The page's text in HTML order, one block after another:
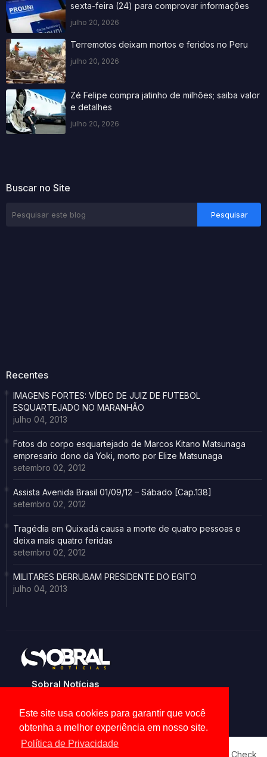
Este site usa cookies para garantir que você
obtenha a melhor experiência em nosso site.
Política de Privacidade
sexta-feira (24) para comprovar informações
julho 20, 2026
Terremotos deixam mortos e feridos no Peru
julho 20, 2026
Zé Felipe compra jatinho de milhões; saiba valor
e detalhes
julho 20, 2026
Buscar no Site
Recentes
IMAGENS FORTES: VÍDEO DE JUIZ DE FUTEBOL
ESQUARTEJADO NO MARANHÃO
julho 04, 2013
Fotos do corpo esquartejado de Marcos Kitano Matsunaga
empresario dono da Yoki, morto por Elize Matsunaga
setembro 02, 2012
Assista Avenida Brasil 01/09/12 – Sábado [Cap.138]
setembro 02, 2012
Tragédia em Quixadá causa a morte de quatro pessoas e
deixa mais quatro feridas
setembro 02, 2012
MILITARES DERRUBAM PRESIDENTE DO EGITO
julho 04, 2013
Sobral Notícias
Check